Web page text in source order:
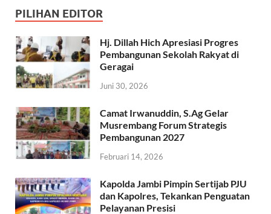
PILIHAN EDITOR
Hj. Dillah Hich Apresiasi Progres
Pembangunan Sekolah Rakyat di
Geragai
Juni 30, 2026
Camat Irwanuddin, S.Ag Gelar
Musrembang Forum Strategis
Pembangunan 2027
Februari 14, 2026
Kapolda Jambi Pimpin Sertijab PJU
dan Kapolres, Tekankan Penguatan
Pelayanan Presisi